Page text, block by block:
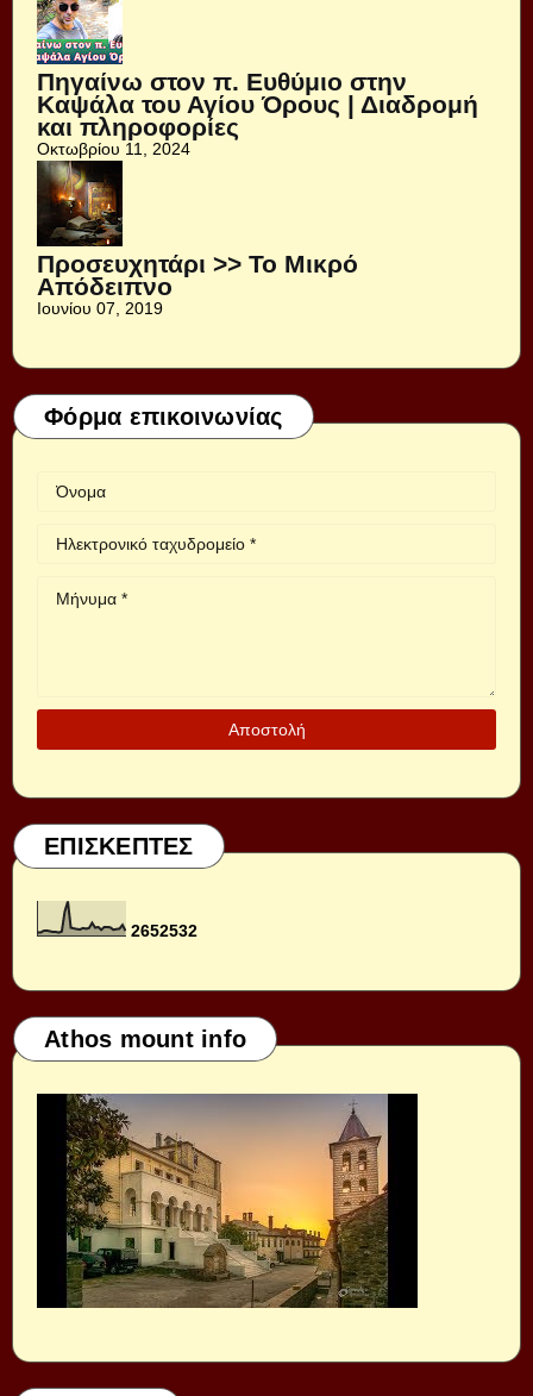
Πηγαίνω στον π. Ευθύμιο στην
Καψάλα του Αγίου Όρους | Διαδρομή
και πληροφορίες
Οκτωβρίου 11, 2024
Προσευχητάρι >> Το Μικρό
Απόδειπνο
Ιουνίου 07, 2019
Φόρμα επικοινωνίας
ΕΠΙΣΚΕΠΤΕΣ
2652532
Athos mount info